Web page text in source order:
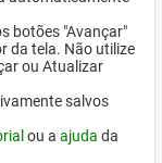
botões "Avançar"
da tela. Não utilize
ou Atualizar
salvos
ou a ajuda da